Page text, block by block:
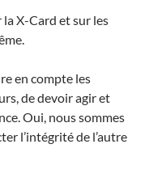
la X-Card et sur les
en compte les
de devoir agir et
Oui, nous sommes
l’intégrité de l’autre